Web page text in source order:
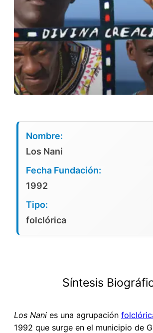
Nombre:
Los Nani
Fecha Fundación:
1992
Tipo:
folclórica
Síntesis
Los Nani es una agrupación
1992 que surge en el municipio de